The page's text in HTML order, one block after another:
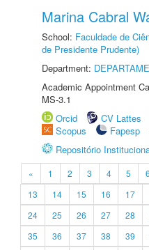
Marina Cabral
School: Faculdade de
de Presidente Prudente)
Department:
Academic Appointment
MS-3.1
Orcid
CV Lattes
Scopus
Fapesp
Repositório
« 1 2 3 4 5 6
13
14 15 16 17
24
25 26 27 28
35
36 37 38 39